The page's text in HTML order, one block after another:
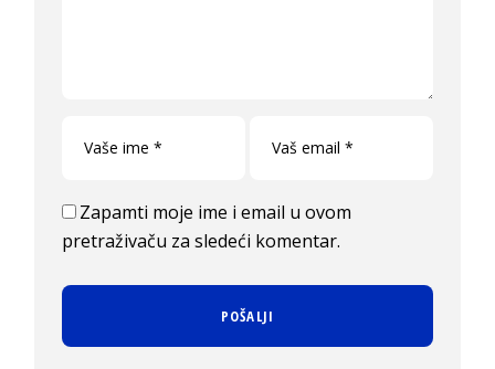
Zapamti moje ime i email u ovom
pretraživaču za sledeći komentar.